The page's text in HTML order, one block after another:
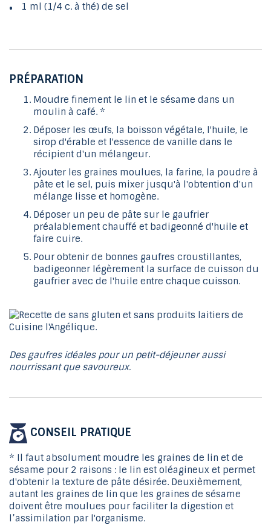
1 ml (1/4 c. à thé) de sel
PRÉPARATION
Moudre finement le lin et le sésame dans un
moulin à café. *
Déposer les œufs, la boisson végétale, l'huile, le
sirop d'érable et l'essence de vanille dans le
récipient d'un mélangeur.
Ajouter les graines moulues, la farine, la poudre à
pâte et le sel, puis mixer jusqu'à l'obtention d'un
mélange lisse et homogène.
Déposer un peu de pâte sur le gaufrier
préalablement chauffé et badigeonné d'huile et
faire cuire.
Pour obtenir de bonnes gaufres croustillantes,
badigeonner légèrement la surface de cuisson du
gaufrier avec de l'huile entre chaque cuisson.
Des gaufres idéales pour un petit-déjeuner aussi
nourrissant que savoureux.
CONSEIL PRATIQUE
* Il faut absolument moudre les graines de lin et de
sésame pour 2 raisons : le lin est oléagineux et permet
d'obtenir la texture de pâte désirée. Deuxièmement,
autant les graines de lin que les graines de sésame
doivent être moulues pour faciliter la digestion et
l’assimilation par l'organisme.